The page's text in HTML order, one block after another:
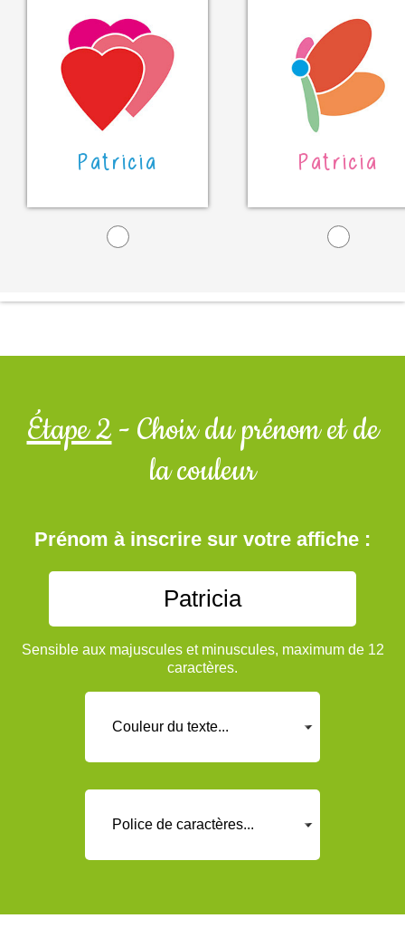
Patricia Patricia
Étape 2- Choix du prénom et de
la couleur
Prénom à inscrire sur votre affiche :
Sensible aux majuscules et minuscules, maximum de 12
caractères.